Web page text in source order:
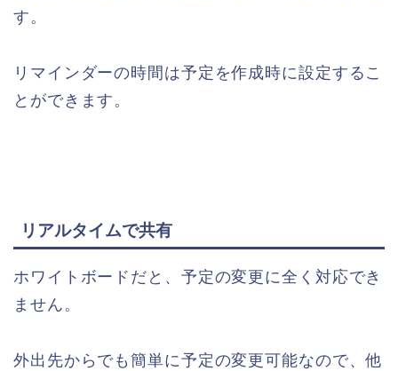
す。
リマインダーの時間は予定を作成時に設定するこ
とができます。
リアルタイムで共有
ホワイトボードだと、予定の変更に全く対応でき
ません。
外出先からでも簡単に予定の変更可能なので、他